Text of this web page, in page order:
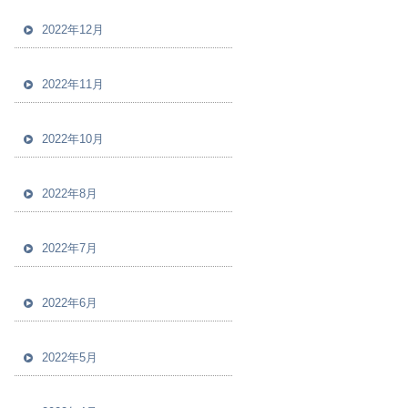
2022年12月
2022年11月
2022年10月
2022年8月
2022年7月
2022年6月
2022年5月